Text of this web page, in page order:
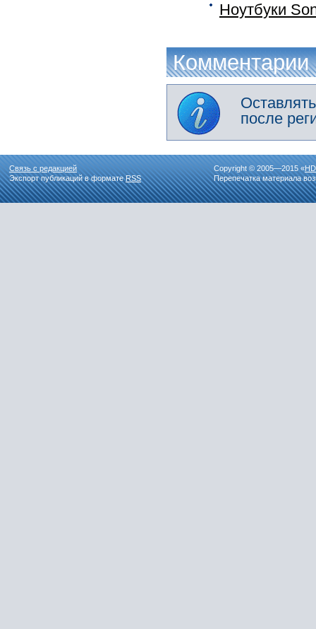
Ноутбуки
Комментарии
после
Связь с редакцией
Экспорт публикаций в форматеRSS
Copyright © 2005—2015 «
Перепечатка материала